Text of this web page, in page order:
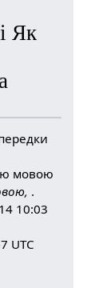
Як
мовою
.
10:03
UTC